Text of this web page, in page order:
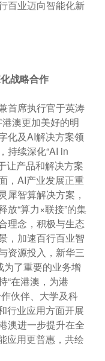
百业迈向智能化新
战略合作
首席执行官于英涛
澳更加美好的明
化及AI解决方案领
持续深化“AI in
让产品和解决方案
，AI产业发展正重
犀智算解决方案，
放“算力×联接”的集
理念，积极与生态
，加速百行百业智
资源投入，新华三
为了重要的业务增
“在港澳，为港
伙伴、大学及科
行业应用方面开展
澳进一步提升在全
应用更普惠，共绘